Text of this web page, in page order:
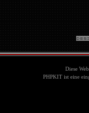
Diese
PHPKIT ist eine